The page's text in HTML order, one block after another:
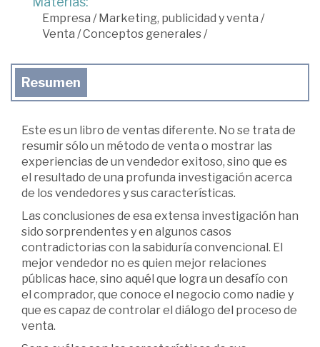
Empresa /Marketing, publicidad y venta /
Venta /Conceptos generales/
Resumen
Este es un libro de ventas diferente. No se trata de
resumir sólo un método de venta o mostrar las
experiencias de un vendedor exitoso, sino que es
el resultado de una profunda investigación acerca
de los vendedores y sus características.
Las conclusiones de esa extensa investigación han
sido sorprendentes y en algunos casos
contradictorias con la sabiduría convencional. El
mejor vendedor no es quien mejor relaciones
públicas hace, sino aquél que logra un desafío con
el comprador, que conoce el negocio como nadie y
que es capaz de controlar el diálogo del proceso de
venta.